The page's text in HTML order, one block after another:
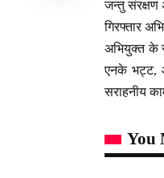
जन्तु संरक्षण
गिरफ्तार
अभियुक्त के
एनके भट्ट,
सराहनीय
You